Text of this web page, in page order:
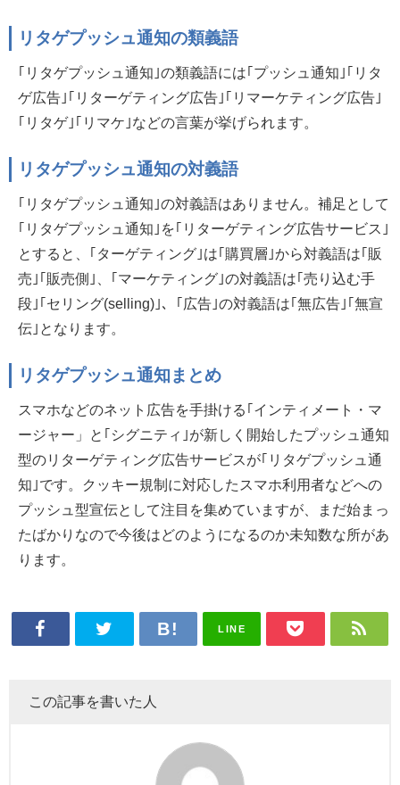
リタゲプッシュ通知の類義語
｢リタゲプッシュ通知｣の類義語には｢プッシュ通知｣｢リタ
ゲ広告｣｢リターゲティング広告｣｢リマーケティング広告｣
｢リタゲ｣｢リマケ｣などの言葉が挙げられます。
リタゲプッシュ通知の対義語
｢リタゲプッシュ通知｣の対義語はありません。補足として
｢リタゲプッシュ通知｣を｢リターゲティング広告サービス｣
とすると、｢ターゲティング｣は｢購買層｣から対義語は｢販
売｣｢販売側｣、｢マーケティング｣の対義語は｢売り込む手
段｣｢セリング(selling)｣、｢広告｣の対義語は｢無広告｣｢無宣
伝｣となります。
リタゲプッシュ通知まとめ
スマホなどのネット広告を手掛ける｢インティメート・マ
ージャー」と｢シグニティ｣が新しく開始したプッシュ通知
型のリターゲティング広告サービスが｢リタゲプッシュ通
知｣です。クッキー規制に対応したスマホ利用者などへの
プッシュ型宣伝として注目を集めていますが、まだ始まっ
たばかりなので今後はどのようになるのか未知数な所があ
ります。
LINE
この記事を書いた人